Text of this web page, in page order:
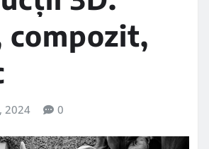
compozit,
2024 0